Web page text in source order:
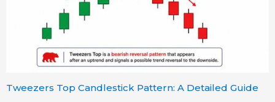
Tweezers Top Candlestick Pattern: A Detailed Guide